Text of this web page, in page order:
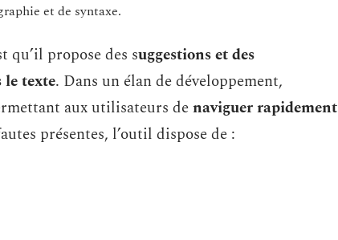
et de syntaxe.
qu’il propose des suggestions et des
le texte. Dans un élan de développement,
aux utilisateurs denaviguer rapidement
présentes, l’outil dispose de :